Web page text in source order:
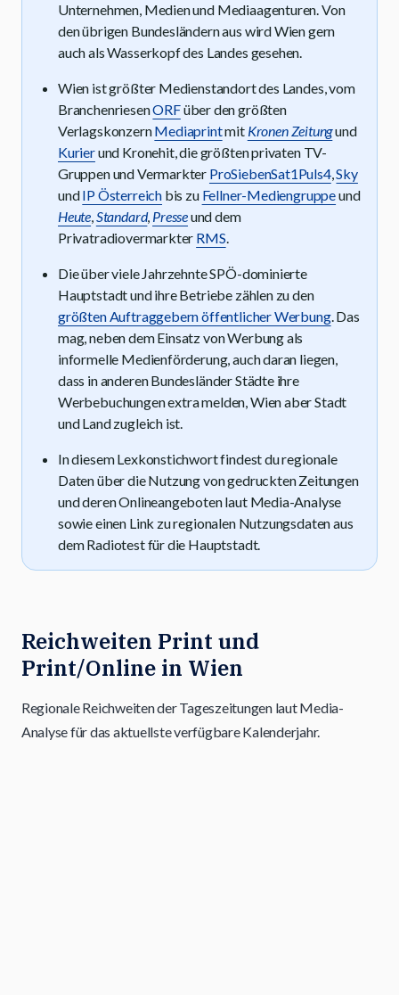
Unternehmen, Medien und Mediaagenturen. Von
den übrigen Bundesländern aus wird Wien gern
auch als Wasserkopf des Landes gesehen.
Wien ist größter Medienstandort des Landes, vom
BranchenriesenORFüber den größten
VerlagskonzernMediaprintmit Kronen Zeitungund
Kurierund Kronehit, die größten privaten TV-
Gruppen und Vermarkter ProSiebenSat1Puls4,Sky
undIP Österreich bis zu Fellner-Mediengruppeund
Heute,Standard, Presseund dem
Privatradiovermarkter RMS.
Die über viele Jahrzehnte SPÖ-dominierte
Hauptstadt und ihre Betriebe zählen zu den
größten Auftraggebern öffentlicher Werbung. Das
mag, neben dem Einsatz von Werbung als
informelle Medienförderung, auch daran liegen,
dass in anderen Bundesländer Städte ihre
Werbebuchungen extra melden, Wien aber Stadt
und Land zugleich ist.
In diesem Lexkonstichwort findest du regionale
Daten über die Nutzung von gedruckten Zeitungen
und deren Onlineangeboten laut Media-Analyse
sowie einen Link zu regionalen Nutzungsdaten aus
dem Radiotest für die Hauptstadt.
Reichweiten Print und
Print/Online in Wien
Regionale Reichweiten der Tageszeitungen laut Media-
Analyse für das aktuellste verfügbare Kalenderjahr.